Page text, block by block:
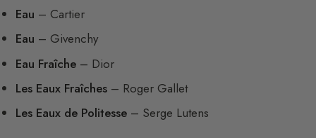
Eau – Cartier
Eau – Givenchy
Eau Fraîche – Dior
Les Eaux Fraîches – Roger Gallet
Les Eaux de Politesse – Serge Lutens